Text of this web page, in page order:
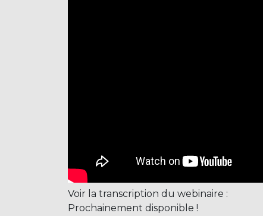
Voir la transcription du webinaire :
Prochainement disponible !